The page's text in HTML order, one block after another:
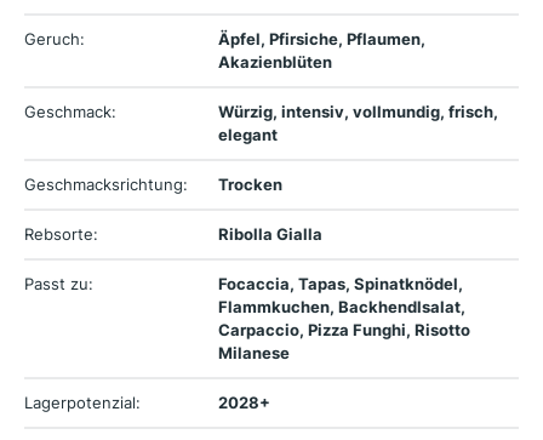
Geruch:
Äpfel, Pfirsiche, Pflaumen,
Akazienblüten
Geschmack:
Würzig, intensiv, vollmundig, frisch,
elegant
Geschmacksrichtung: Trocken
Rebsorte: Ribolla Gialla
Passt zu:
Focaccia, Tapas, Spinatknödel,
Flammkuchen, Backhendlsalat,
Carpaccio, Pizza Funghi, Risotto
Milanese
Lagerpotenzial: 2028+